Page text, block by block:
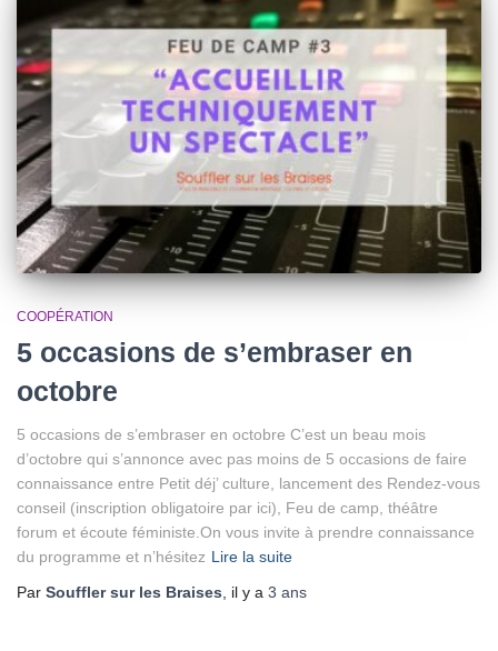
COOPÉRATION
5 occasions de s’embraser en
octobre
5 occasions de s’embraser en octobre C’est un beau mois
d’octobre qui s’annonce avec pas moins de 5 occasions de faire
connaissance entre Petit déj’ culture, lancement des Rendez-vous
conseil (inscription obligatoire par ici), Feu de camp, théâtre
forum et écoute féministe.On vous invite à prendre connaissance
du programme et n’hésitez Lire la suite
Par Souffler sur les Braises , il y a 3 ans